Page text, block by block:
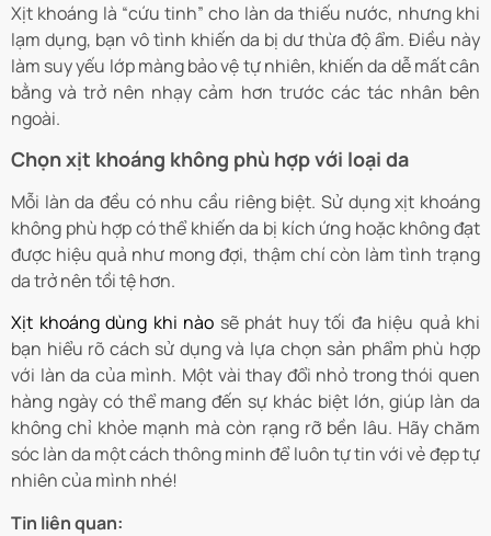
Xịt khoáng là “cứu tinh” cho làn da thiếu nước, nhưng khi
lạm dụng, bạn vô tình khiến da bị dư thừa độ ẩm. Điều này
làm suy yếu lớp màng bảo vệ tự nhiên, khiến da dễ mất cân
bằng và trở nên nhạy cảm hơn trước các tác nhân bên
ngoài.
Chọn xịt khoáng không phù hợp với loại da
Mỗi làn da đều có nhu cầu riêng biệt. Sử dụng xịt khoáng
không phù hợp có thể khiến da bị kích ứng hoặc không đạt
được hiệu quả như mong đợi, thậm chí còn làm tình trạng
da trở nên tồi tệ hơn.
Xịt khoáng dùng khi nào sẽ phát huy tối đa hiệu quả khi
bạn hiểu rõ cách sử dụng và lựa chọn sản phẩm phù hợp
với làn da của mình. Một vài thay đổi nhỏ trong thói quen
hàng ngày có thể mang đến sự khác biệt lớn, giúp làn da
không chỉ khỏe mạnh mà còn rạng rỡ bền lâu. Hãy chăm
sóc làn da một cách thông minh để luôn tự tin với vẻ đẹp tự
nhiên của mình nhé!
Tin liên quan: